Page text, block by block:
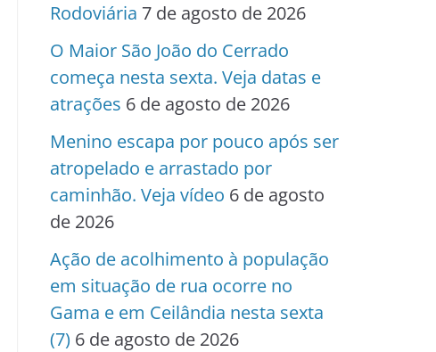
Rodoviária 7 de agosto de 2026
O Maior São João do Cerrado
começa nesta sexta. Veja datas e
atrações 6 de agosto de 2026
Menino escapa por pouco após ser
atropelado e arrastado por
caminhão. Veja vídeo 6 de agosto
de 2026
Ação de acolhimento à população
em situação de rua ocorre no
Gama e em Ceilândia nesta sexta
(7) 6 de agosto de 2026